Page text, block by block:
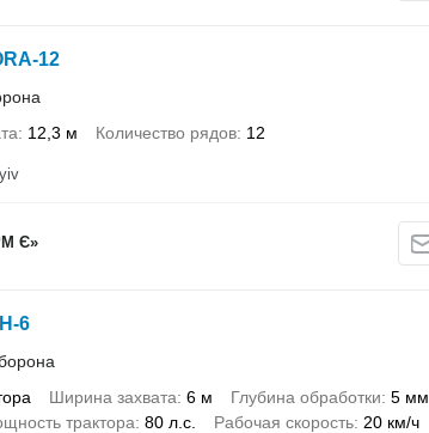
12
12,3 м Количество рядов 12
Є»
6
Ширина захвата 6 м Глубина обработки 5 мм
трактора 80 л.с. Рабочая скорость 20 км/ч